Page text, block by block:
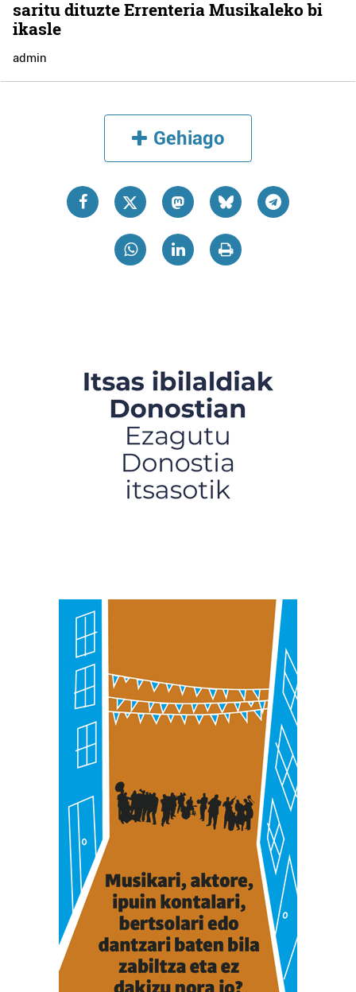
saritu dituzte Errenteria Musikaleko bi
ikasle
admin
Gehiago